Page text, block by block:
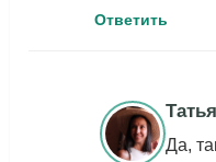
Ответить
Да,